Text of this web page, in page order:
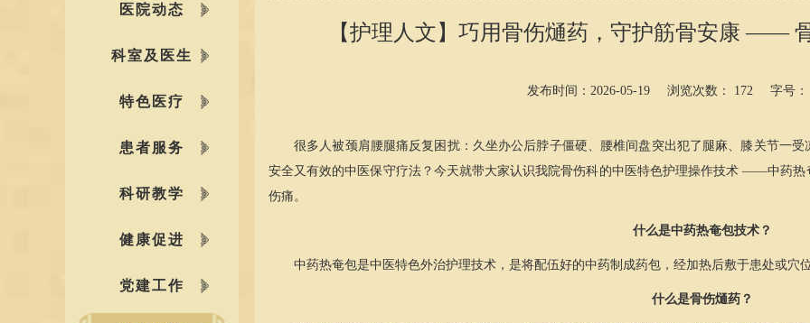
医院动态
科室及医生
特色医疗
患者服务
科研教学
健康促进
党建工作
【护理人文】巧用骨伤熥药，守护筋骨安康 ——
发布时间：2026-05-19 浏览次数： 172 字号：
很多人被颈肩腰腿痛反复困扰：久坐办公后脖子僵硬、腰椎间盘突出犯了腿麻、膝关节一
安全又有效的中医保守疗法？今天就带大家认识我院骨伤科的中医特色护理操作技术 ——中药
伤痛。
什么是中药热奄包技术？
中药热奄包是中医特色外治护理技术，是将配伍好的中药制成药包，经加热后敷于患处或穴
什么是骨伤熥药？